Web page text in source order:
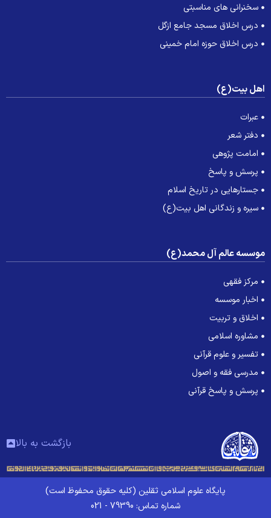
سخنرانی های مناسبتی
درس اخلاق مسجد جامع ازگل
درس اخلاق حوزه امام خمینی
بیت(ع)
عبرات
دفتر شعر
امامت پژوهی
پرسش و پاسخ
جستارهایی در تاریخ اسلام
سیره و زندگانی اهل بیت(ع)
عالم آل محمد(ع)
مرکز فقهی
اخبار موسسه
اخلاق و تربیت
مشاوره اسلامی
تفسیر و علوم قرآنی
مدرسی فقه و اصول
پرسش و پاسخ قرآنی
بازگشت به بالا
پایگاه علوم اسلامی ثقلین (کلیه حقوق محفوظ است)
شماره تماس: 79390 - 021